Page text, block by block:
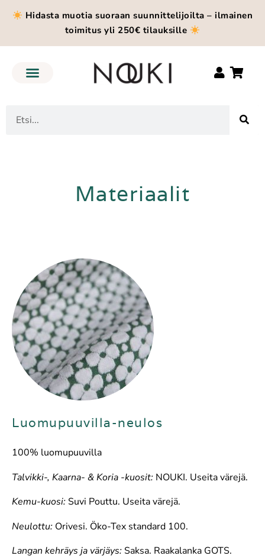
Hidasta muotia suoraan suunnittelijoilta – ilmainen
toimitus yli 250€ tilauksille
Materiaalit
Luomupuuvilla-neulos
100% luomupuuvilla
Talvikki-, Kaarna- & Koria -kuosit: NOUKI. Useita värejä.
Kemu-kuosi: Suvi Pouttu. Useita värejä.
Neulottu: Orivesi. Öko-Tex standard 100.
Langan kehräys ja värjäys: Saksa. Raakalanka GOTS.